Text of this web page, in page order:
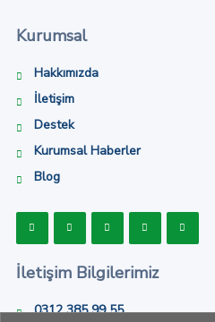
Kurumsal
Hakkımızda
İletişim
Destek
Kurumsal Haberler
Blog
İletişim Bilgilerimiz
0312 385 99 55